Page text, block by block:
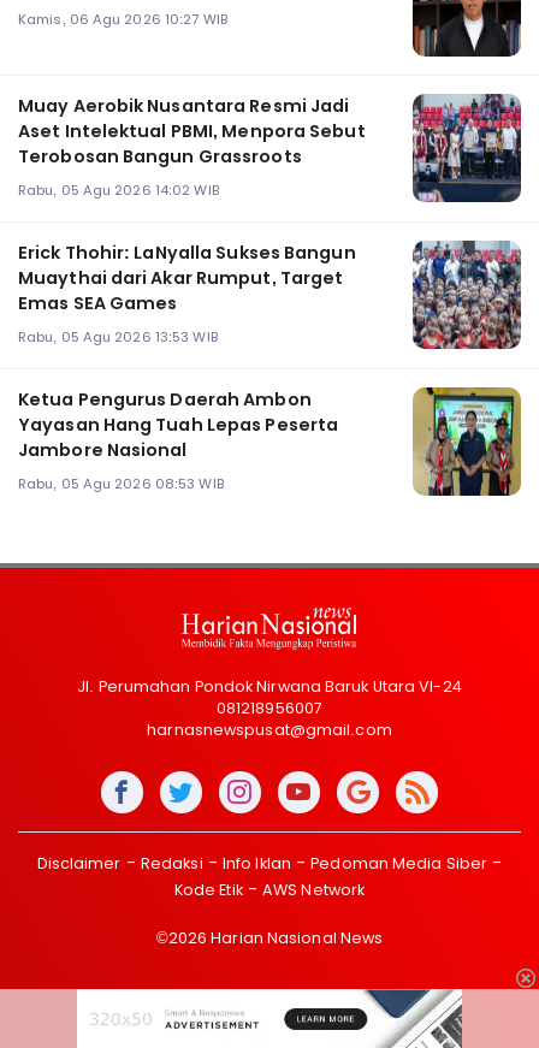
Kamis, 06 Agu 2026 10:27 WIB
Muay Aerobik Nusantara Resmi Jadi
Aset Intelektual PBMI, Menpora Sebut
Terobosan Bangun Grassroots
Rabu, 05 Agu 2026 14:02 WIB
Erick Thohir: LaNyalla Sukses Bangun
Muaythai dari Akar Rumput, Target
Emas SEA Games
Rabu, 05 Agu 2026 13:53 WIB
Ketua Pengurus Daerah Ambon
Yayasan Hang Tuah Lepas Peserta
Jambore Nasional
Rabu, 05 Agu 2026 08:53 WIB
Jl. Perumahan Pondok Nirwana Baruk Utara VI-24
081218956007
harnasnewspusat@gmail.com
Disclaimer Redaksi Info Iklan
Pedoman Media Siber
Kode Etik
AWS Network
©2026 Harian Nasional News